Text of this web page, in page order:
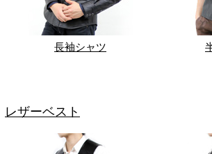
長袖シャツ
レザーベスト